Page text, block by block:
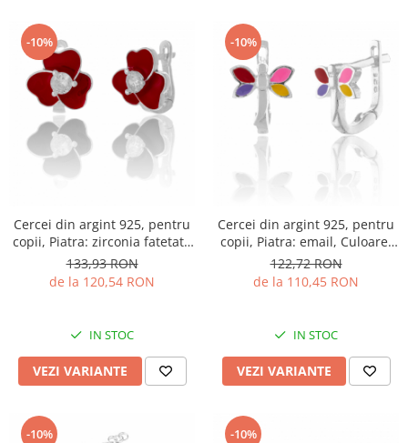
-10%
Cercei din argint 925, pentru
copii, Piatra: zirconia fatetata
si email, Culoare: rosu ,
transparent, Sonis Silver
133,93 RON
de la 120,54 RON
IN STOC
VEZI VARIANTE
-10%
Cercei din argint 925, pentru
copii, Piatra: email, Culoare:
multicolor, Sonis Silver
122,72 RON
de la 110,45 RON
IN STOC
VEZI VARIANTE
-10% -10%